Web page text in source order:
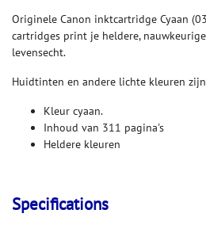
Originele Canon inktcartridge Cyaan
cartridges print je heldere,
levensecht.
Huidtinten en andere lichte kleuren
Kleur cyaan.
Inhoud van 311 pagina's
Heldere kleuren
Specifications